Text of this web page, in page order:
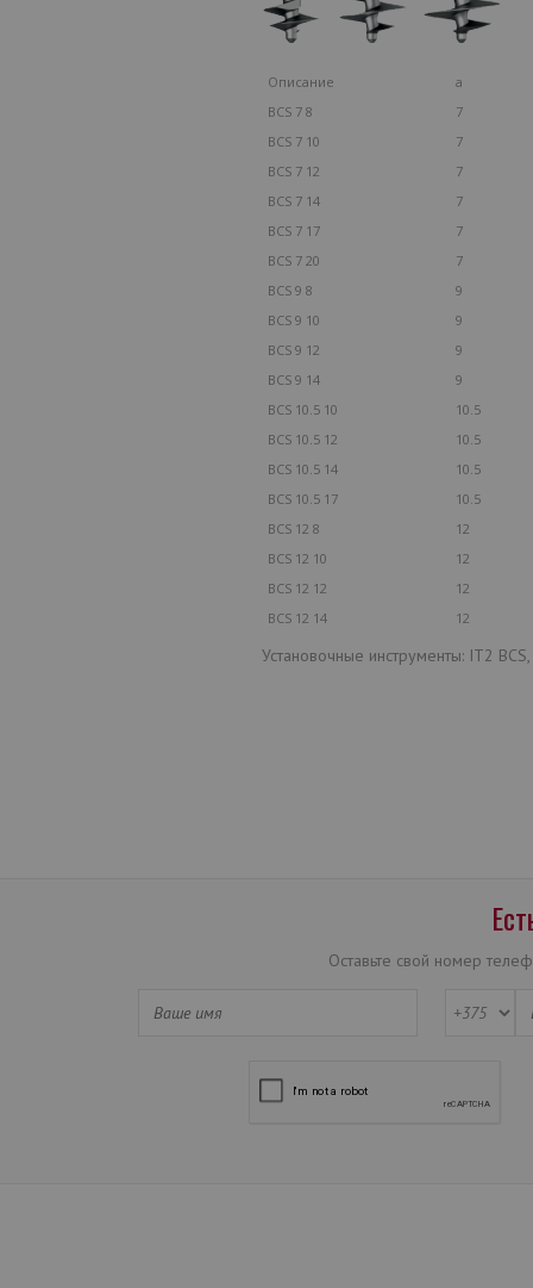
Описание
a
BCS 7 8
7
BCS 7 10
7
BCS 7 12
7
BCS 7 14
7
BCS 7 17
7
BCS 7 20
7
BCS 9 8
9
BCS 9 10
9
BCS 9 12
9
BCS 9 14
9
BCS 10.5 10
10.5
BCS 10.5 12
10.5
BCS 10.5 14
10.5
BCS 10.5 17
10.5
BCS 12 8
12
BCS 12 10
12
BCS 12 12
12
BCS 12 14
12
Установочные инструменты: IT2
Оставьте свой номер